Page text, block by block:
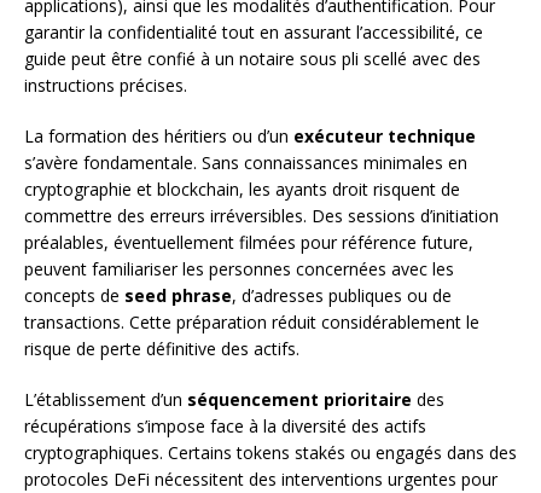
applications), ainsi que les modalités d’authentification. Pour
garantir la confidentialité tout en assurant l’accessibilité, ce
guide peut être confié à un notaire sous pli scellé avec des
instructions précises.
La formation des héritiers ou d’un exécuteur technique
s’avère fondamentale. Sans connaissances minimales en
cryptographie et blockchain, les ayants droit risquent de
commettre des erreurs irréversibles. Des sessions d’initiation
préalables, éventuellement filmées pour référence future,
peuvent familiariser les personnes concernées avec les
concepts de seed phrase, d’adresses publiques ou de
transactions. Cette préparation réduit considérablement le
risque de perte définitive des actifs.
L’établissement d’un séquencement prioritaire des
récupérations s’impose face à la diversité des actifs
cryptographiques. Certains tokens stakés ou engagés dans des
protocoles DeFi nécessitent des interventions urgentes pour